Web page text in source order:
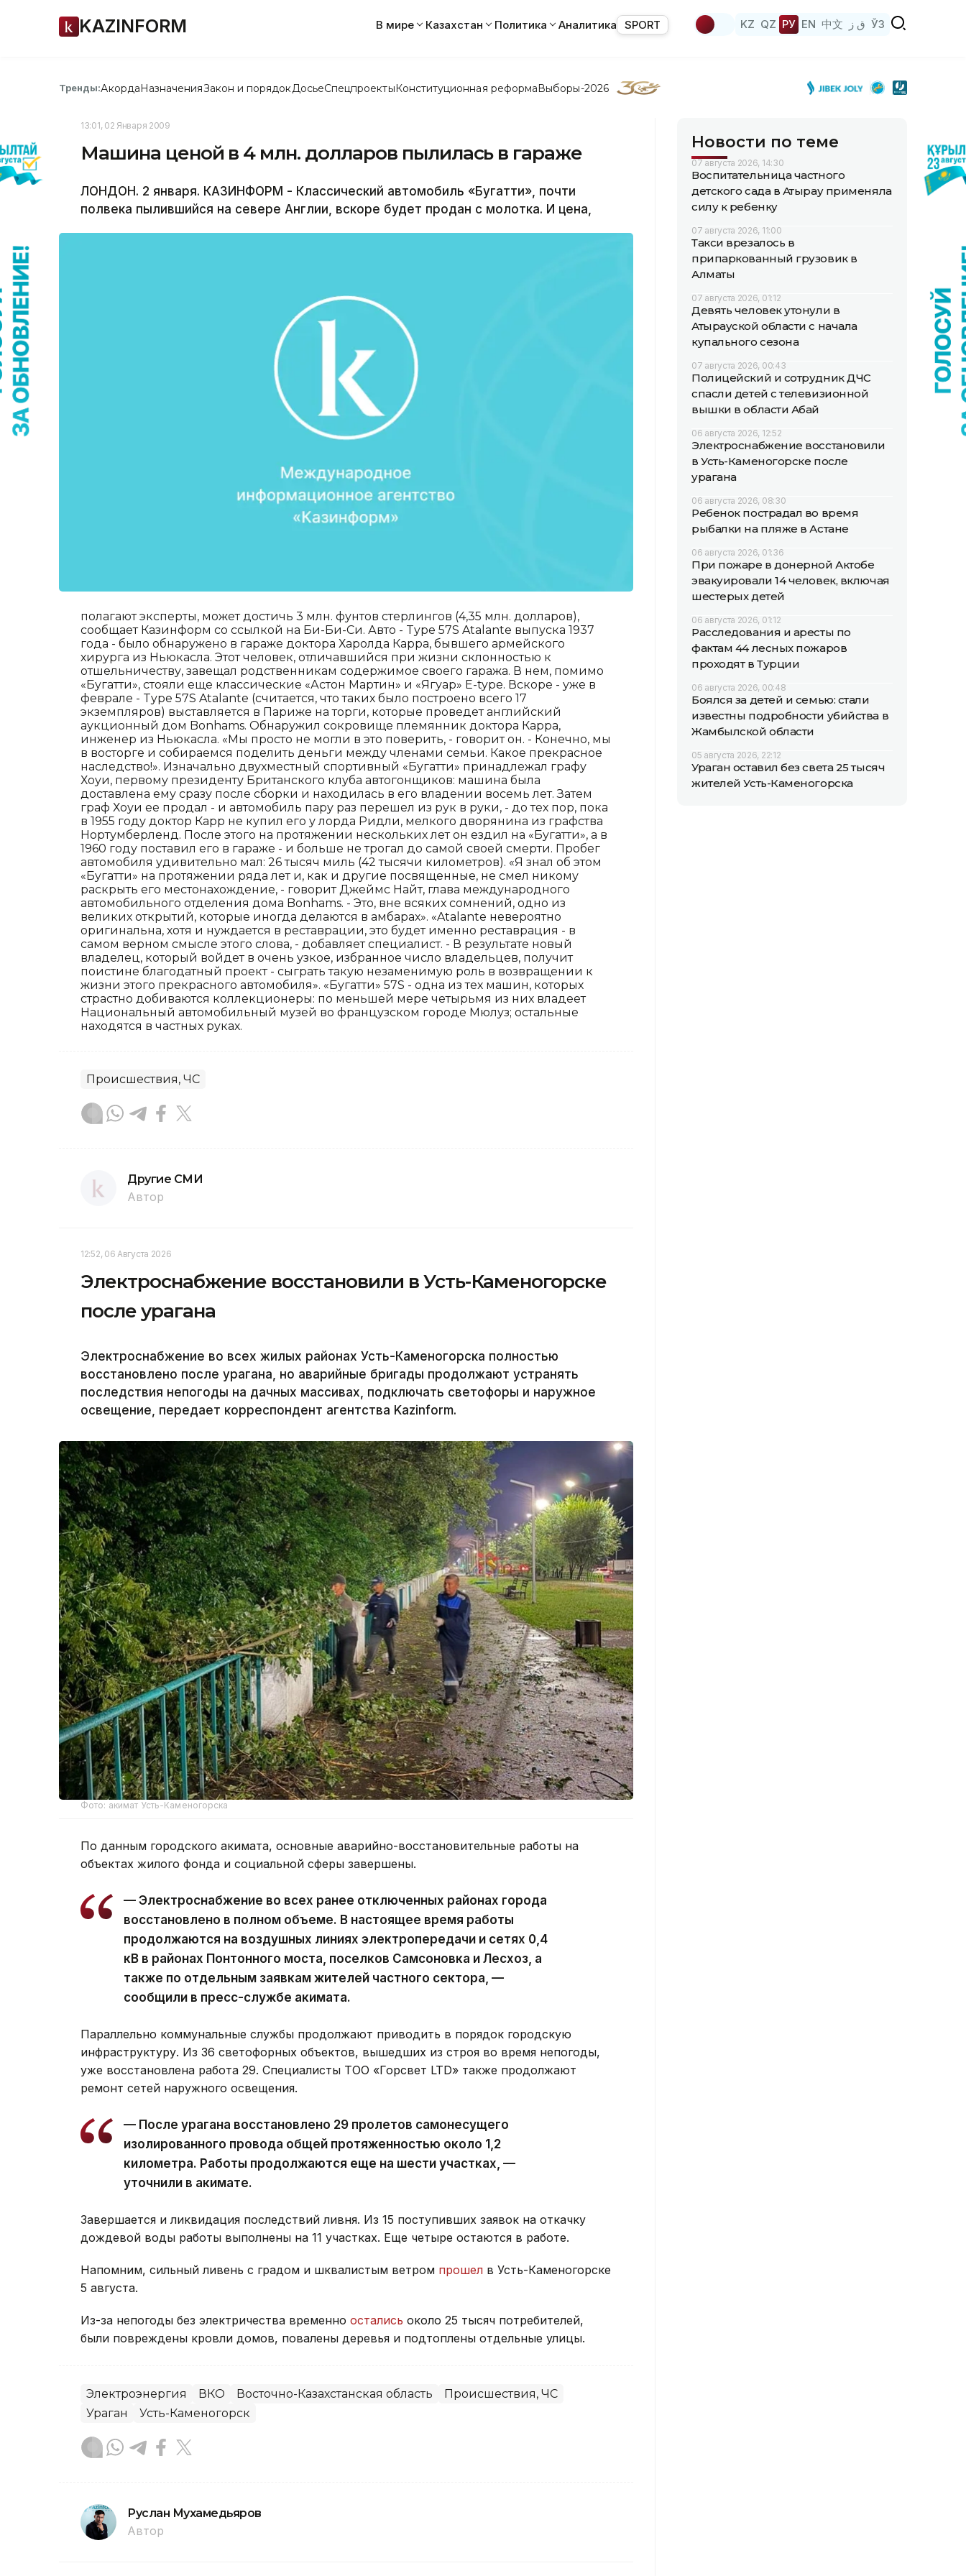
KAZINFORM В мире Казахстан Политика Аналитика SPORT KZ QZ РУ EN 中文 ق ز ЎЗ
Тренды:АкордаНазначенияЗакон и порядок ДосьеСпецпроектыКонституционная реформаВыборы-2026
13:01, 02 Января 2009
Машина ценой в 4 млн. долларов пылилась в гараже
ЛОНДОН. 2 января. КАЗИНФОРМ - Классический автомобиль «Бугатти», почти
полвека пылившийся на севере Англии, вскоре будет продан с молотка. И цена,
полагают эксперты, может достичь 3 млн. фунтов стерлингов (4,35 млн. долларов),
сообщает Казинформ со ссылкой на Би-Би-Си. Авто - Type 57S Atalante выпуска 1937
года - было обнаружено в гараже доктора Харолда Карра, бывшего армейского
хирурга из Ньюкасла. Этот человек, отличавшийся при жизни склонностью к
отшельничеству, завещал родственникам содержимое своего гаража. В нем, помимо
«Бугатти», стояли еще классические «Астон Мартин» и «Ягуар» E-type. Вскоре - уже в
феврале - Type 57S Atalante (считается, что таких было построено всего 17
экземпляров) выставляется в Париже на торги, которые проведет английский
аукционный дом Bonhams. Обнаружил сокровище племянник доктора Карра,
инженер из Ньюкасла. «Мы просто не могли в это поверить, - говорит он. - Конечно, мы
в восторге и собираемся поделить деньги между членами семьи. Какое прекрасное
наследство!». Изначально двухместный спортивный «Бугатти» принадлежал графу
Хоуи, первому президенту Британского клуба автогонщиков: машина была
доставлена ему сразу после сборки и находилась в его владении восемь лет. Затем
граф Хоуи ее продал - и автомобиль пару раз перешел из рук в руки, - до тех пор, пока
в 1955 году доктор Карр не купил его у лорда Ридли, мелкого дворянина из графства
Нортумберленд. После этого на протяжении нескольких лет он ездил на «Бугатти», а в
1960 году поставил его в гараже - и больше не трогал до самой своей смерти. Пробег
автомобиля удивительно мал: 26 тысяч миль (42 тысячи километров). «Я знал об этом
«Бугатти» на протяжении ряда лет и, как и другие посвященные, не смел никому
раскрыть его местонахождение, - говорит Джеймс Найт, глава международного
автомобильного отделения дома Bonhams. - Это, вне всяких сомнений, одно из
великих открытий, которые иногда делаются в амбарах». «Atalante невероятно
оригинальна, хотя и нуждается в реставрации, это будет именно реставрация - в
самом верном смысле этого слова, - добавляет специалист. - В результате новый
владелец, который войдет в очень узкое, избранное число владельцев, получит
поистине благодатный проект - сыграть такую незаменимую роль в возвращении к
жизни этого прекрасного автомобиля». «Бугатти» 57S - одна из тех машин, которых
страстно добиваются коллекционеры: по меньшей мере четырьмя из них владеет
Национальный автомобильный музей во французском городе Мюлуз; остальные
находятся в частных руках.
Происшествия, ЧС
Другие СМИ
Автор
12:52, 06 Августа 2026
Электроснабжение восстановили в Усть-Каменогорске
после урагана
Электроснабжение во всех жилых районах Усть-Каменогорска полностью
восстановлено после урагана, но аварийные бригады продолжают устранять
последствия непогоды на дачных массивах, подключать светофоры и наружное
освещение, передает корреспондент агентства Kazinform.
Фото: акимат Усть-Каменогорска
По данным городского акимата, основные аварийно-восстановительные работы на
объектах жилого фонда и социальной сферы завершены.
— Электроснабжение во всех ранее отключенных районах города
восстановлено в полном объеме. В настоящее время работы
продолжаются на воздушных линиях электропередачи и сетях 0,4
кВ в районах Понтонного моста, поселков Самсоновка и Лесхоз, а
также по отдельным заявкам жителей частного сектора, —
сообщили в пресс-службе акимата.
Параллельно коммунальные службы продолжают приводить в порядок городскую
инфраструктуру. Из 36 светофорных объектов, вышедших из строя во время непогоды,
уже восстановлена работа 29. Специалисты ТОО «Горсвет LTD» также продолжают
ремонт сетей наружного освещения.
— После урагана восстановлено 29 пролетов самонесущего
изолированного провода общей протяженностью около 1,2
километра. Работы продолжаются еще на шести участках, —
уточнили в акимате.
Завершается и ликвидация последствий ливня. Из 15 поступивших заявок на откачку
дождевой воды работы выполнены на 11 участках. Еще четыре остаются в работе.
Напомним, сильный ливень с градом и шквалистым ветром прошел в Усть-Каменогорске
5 августа.
Из-за непогоды без электричества временно остались около 25 тысяч потребителей,
были повреждены кровли домов, повалены деревья и подтоплены отдельные улицы.
Электроэнергия ВКО Восточно-Казахстанская область
Происшествия, ЧС
Ураган
Усть-Каменогорск
Руслан Мухамедьяров
Автор
Новости по теме
07 августа 2026, 14:30
Воспитательница частного
детского сада в Атырау применяла
силу к ребенку
07 августа 2026, 11:00
Такси врезалось в
припаркованный грузовик в
Алматы
07 августа 2026, 01:12
Девять человек утонули в
Атырауской области с начала
купального сезона
07 августа 2026, 00:43
Полицейский и сотрудник ДЧС
спасли детей с телевизионной
вышки в области Абай
06 августа 2026, 12:52
Электроснабжение восстановили
в Усть-Каменогорске после
урагана
06 августа 2026, 08:30
Ребенок пострадал во время
рыбалки на пляже в Астане
06 августа 2026, 01:36
При пожаре в донерной Актобе
эвакуировали 14 человек, включая
шестерых детей
06 августа 2026, 01:12
Расследования и аресты по
фактам 44 лесных пожаров
проходят в Турции
06 августа 2026, 00:48
Боялся за детей и семью: стали
известны подробности убийства в
Жамбылской области
05 августа 2026, 22:12
Ураган оставил без света 25 тысяч
жителей Усть-Каменогорска